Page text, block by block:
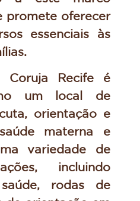
promete oferecer
essenciais às
Coruja Recife é
um local de
orientação e
materna e
variedade de
incluindo
rodas de